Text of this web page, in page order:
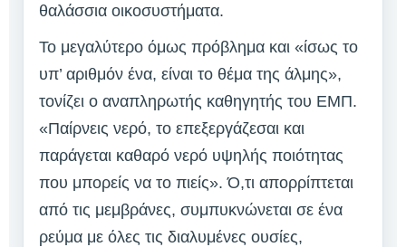
θαλάσσια οικοσυστήματα.
Το μεγαλύτερο όμως πρόβλημα και «ίσως το
υπ’ αριθμόν ένα, είναι το θέμα της άλμης»,
τονίζει ο αναπληρωτής καθηγητής του ΕΜΠ.
«Παίρνεις νερό, το επεξεργάζεσαι και
παράγεται καθαρό νερό υψηλής ποιότητας
που μπορείς να το πιείς». Ό,τι απορρίπτεται
από τις μεμβράνες, συμπυκνώνεται σε ένα
ρεύμα με όλες τις διαλυμένες ουσίες,